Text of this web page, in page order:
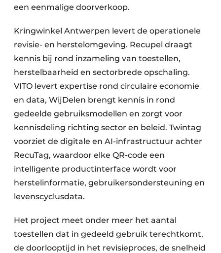
een eenmalige doorverkoop.
Kringwinkel Antwerpen levert de operationele
revisie- en herstelomgeving. Recupel draagt
kennis bij rond inzameling van toestellen,
herstelbaarheid en sectorbrede opschaling.
VITO levert expertise rond circulaire economie
en data, WijDelen brengt kennis in rond
gedeelde gebruiksmodellen en zorgt voor
kennisdeling richting sector en beleid. Twintag
voorziet de digitale en AI-infrastructuur achter
RecuTag, waardoor elke QR-code een
intelligente productinterface wordt voor
herstelinformatie, gebruikersondersteuning en
levenscyclusdata.
Het project meet onder meer het aantal
toestellen dat in gedeeld gebruik terechtkomt,
de doorlooptijd in het revisieproces, de snelheid